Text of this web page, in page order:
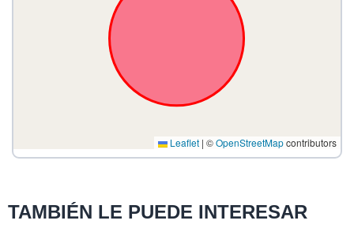
Leaflet | ©OpenStreetMapcontributors
TAMBIÉN LE PUEDE INTERESAR